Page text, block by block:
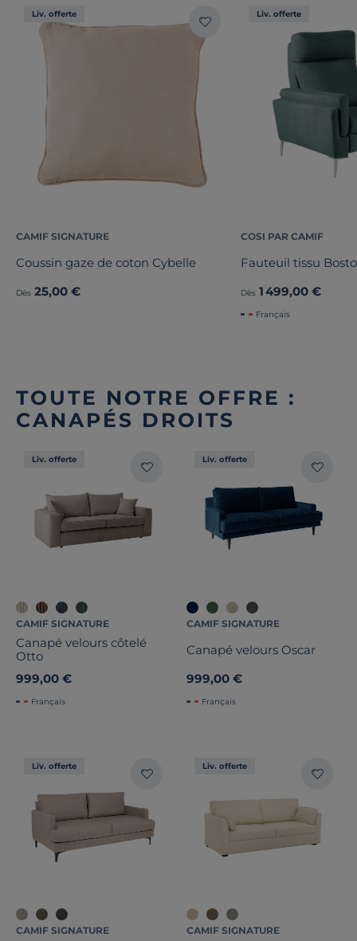
Liv. offerte
CAMIF SIGNATURE
Coussin gaze de coton Cybelle
Dès 25,00 €
Liv. offerte
COSI PAR CAMIF
Fauteuil tissu
Dès 1 499,00 €
Français
TOUTE NOTRE OFFRE :
CANAPÉS DROITS
Liv. offerte
CAMIF SIGNATURE
Canapé velours côtelé
Otto
999,00 €
Français
Liv. offerte
CAMIF SIGNATURE
Canapé velours Oscar
999,00 €
Français
Liv. offerte
CAMIF SIGNATURE
Liv. offerte
CAMIF SIGNATURE